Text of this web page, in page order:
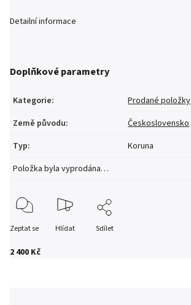
2 400 Kč
Detailní informace
Doplňkové parametry
Kategorie:
Prodané položky
Země původu:
Československo
Typ:
Koruna
Položka byla vyprodána…
Zeptat se Hlídat Sdílet